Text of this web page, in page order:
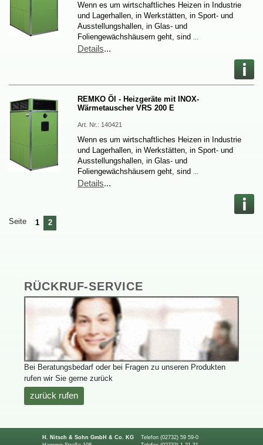
WennesumwirtschaftlichesHeizeninIndustrie
undLagerhallen,inWerkstätten,inSport-und
Ausstellungshallen,inGlas-und
Foliengewächshäuserngeht,sind …
Details...
REMKOÖl-HeizgerätemitINOX-
WärmetauscherVRS200E
Art.Nr.: 140421
WennesumwirtschaftlichesHeizeninIndustrie
undLagerhallen,inWerkstätten,inSport-und
Ausstellungshallen,inGlas-und
Foliengewächshäuserngeht,sind …
Details...
Seite 1 2
RÜCKRUF-SERVICE
BeiBeratungsbedarfoderbeiFragenzuunserenProdukten
rufenwirSiegernezurück
zurückrufen
H.Nitsch&SohnGmbH&Co.KG
Telefon(02732)5959-0